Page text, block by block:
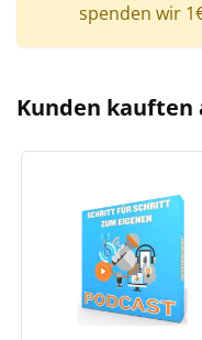
spenden wir
Kunden kauften